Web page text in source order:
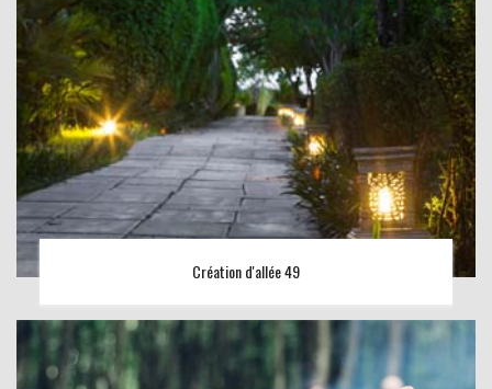
Création d'allée 49